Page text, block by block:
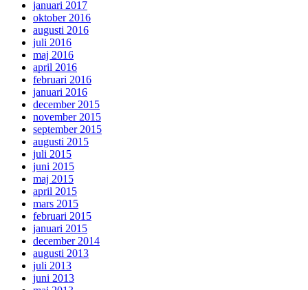
januari 2017
oktober 2016
augusti 2016
juli 2016
maj 2016
april 2016
februari 2016
januari 2016
december 2015
november 2015
september 2015
augusti 2015
juli 2015
juni 2015
maj 2015
april 2015
mars 2015
februari 2015
januari 2015
december 2014
augusti 2013
juli 2013
juni 2013